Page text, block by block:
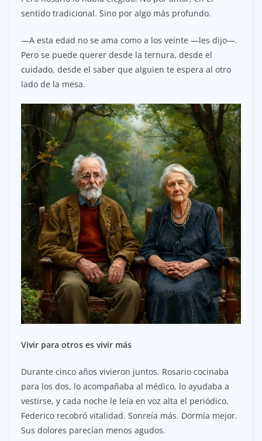
sentido tradicional. Sino por algo más profundo.
—A esta edad no se ama como a los veinte —les dijo—.
Pero se puede querer desde la ternura, desde el
cuidado, desde el saber que alguien te espera al otro
lado de la mesa.
Vivir para otros es vivir más
Durante cinco años vivieron juntos. Rosario cocinaba
para los dos, lo acompañaba al médico, lo ayudaba a
vestirse, y cada noche le leía en voz alta el periódico.
Federico recobró vitalidad. Sonreía más. Dormía mejor.
Sus dolores parecían menos agudos.